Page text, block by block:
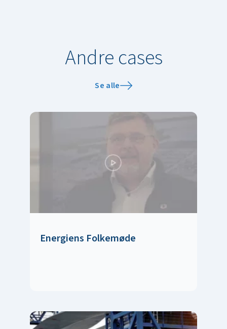
Andre cases
Se alle
Energiens Folkemøde